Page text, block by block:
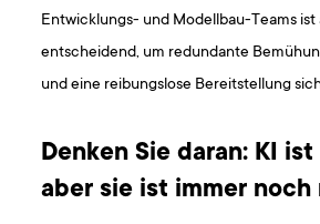
Entwicklungs- und Modellbau-Teams ist
entscheidend, um redundante
und eine reibungslose Bereitstellung
Denken Sie daran: KI
aber sie ist immer noch